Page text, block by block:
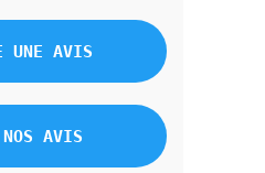
UNE AVIS
AVIS